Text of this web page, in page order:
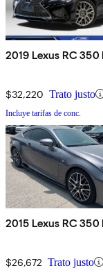
2019 Lexus RC 350
$32,220 Trato justo
Incluye tarifas de conc.
2015 Lexus RC 350
$26,672 Trato justo